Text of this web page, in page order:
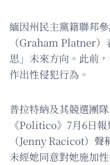
緬因州民主黨籍聯邦
（Graham Platner
思」未來方向。此前
作出性侵犯行為。
普拉特納及其競選團
《Politico》7月6日
（Jenny Racicot）聲
未經她同意對她施加性